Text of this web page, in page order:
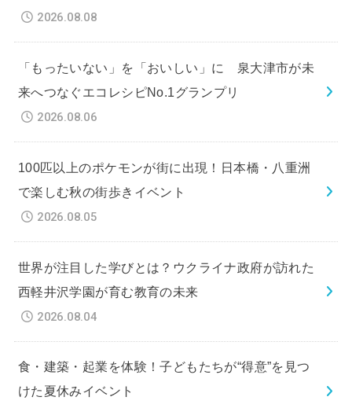
2026.08.08
「もったいない」を「おいしい」に 泉大津市が未
来へつなぐエコレシピNo.1グランプリ
2026.08.06
100匹以上のポケモンが街に出現！日本橋・八重洲
で楽しむ秋の街歩きイベント
2026.08.05
世界が注目した学びとは？ウクライナ政府が訪れた
西軽井沢学園が育む教育の未来
2026.08.04
食・建築・起業を体験！子どもたちが“得意”を見つ
けた夏休みイベント